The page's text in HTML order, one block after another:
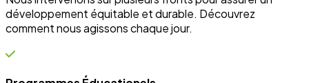
Activité régulière
Ateliers communautaires